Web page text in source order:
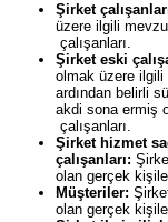
Şirket
üzere ilgili
çalışanları.
Şirket eski
olmak üzere
ardından belirli
akdi sona ermiş
çalışanları.
Şirket hizmet
çalışanları:
olan gerçek
Müşteriler:
olan gerçek